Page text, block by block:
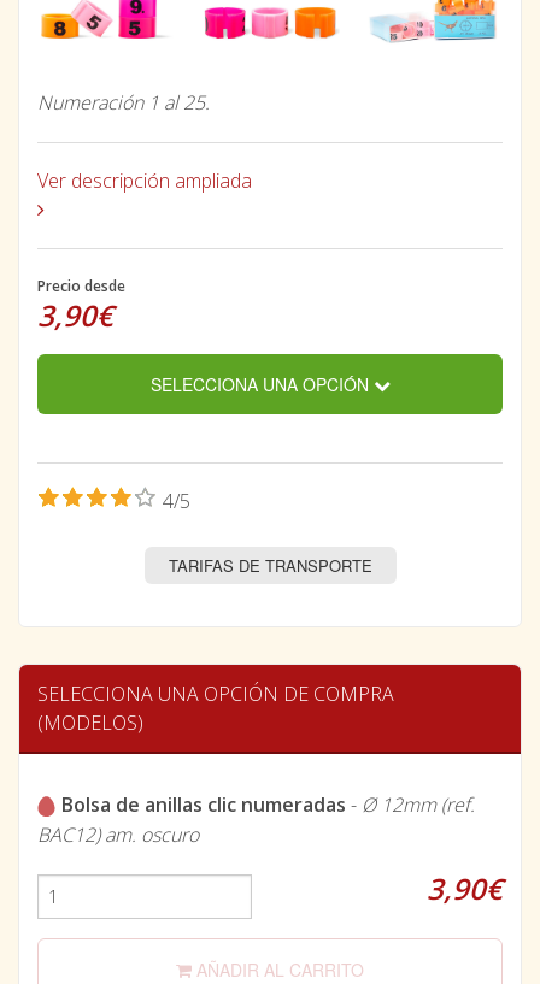
Numeración 1 al 25.
Ver descripción ampliada
Precio desde
3,90€
SELECCIONA UNA OPCIÓN
4/5
TARIFAS DE TRANSPORTE
SELECCIONA UNA OPCIÓN DE COMPRA
(MODELOS)
Bolsa de anillas clic numeradas - Ø 12mm (ref.
BAC12) am. oscuro
3,90€
AÑADIR AL CARRITO